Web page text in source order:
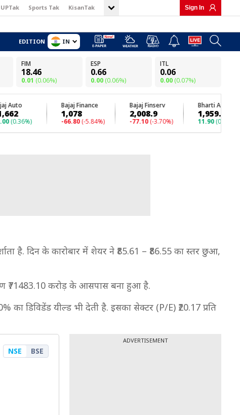
UPTak Sports Tak KisanTak Sign In
EDITION IN
है. दिन के कारोबार में शेयर ने ₹85.61 – ₹86.55 का स्तर छुआ,
₹71483.10 करोड़ के आसपास बना हुआ है.
डिविडेंड यील्ड भी देती है. इसका सेक्टर (P/E) ₹20.17 प्रति
NSE BSE
ADVERTISEMENT